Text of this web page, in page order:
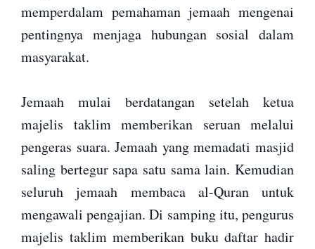
memperdalam pemahaman jemaah mengenai
pentingnya menjaga hubungan sosial dalam
masyarakat.
Jemaah mulai berdatangan setelah ketua
majelis taklim memberikan seruan melalui
pengeras suara. Jemaah yang memadati masjid
saling bertegur sapa satu sama lain. Kemudian
seluruh jemaah membaca al-Quran untuk
mengawali pengajian. Di samping itu, pengurus
majelis taklim memberikan buku daftar hadir